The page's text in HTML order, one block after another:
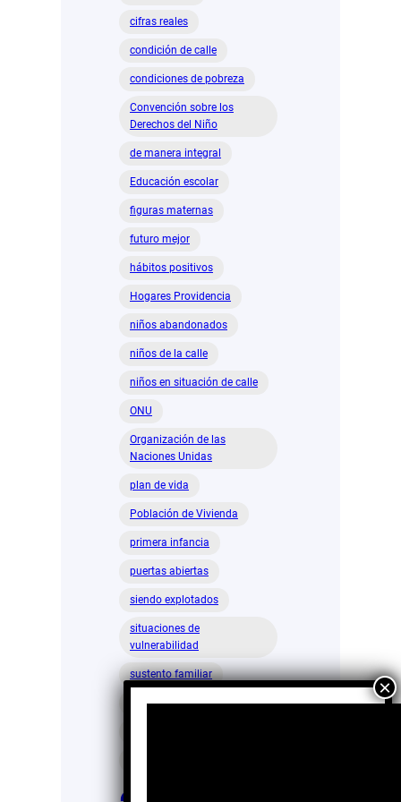
cifras reales
condición de calle
condiciones de pobreza
Convención sobre los
Derechos del Niño
de manera integral
Educación escolar
figuras maternas
futuro mejor
hábitos positivos
Hogares Providencia
niños abandonados
niños de la calle
niños en situación de calle
ONU
Organización de las
Naciones Unidas
plan de vida
Población de Vivienda
primera infancia
puertas abiertas
siendo explotados
situaciones de
vulnerabilidad
sustento familiar
tías educadoras